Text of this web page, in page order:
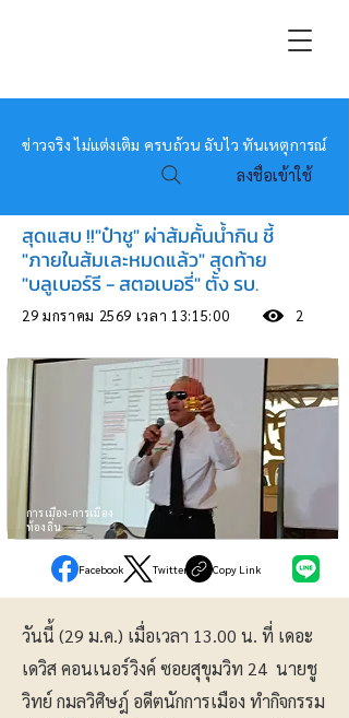
หมอข่าว
ข่าวจริง ไม่แต่งเติม ครบถ้วน ฉับไว ทันเหตุการณ์
ลงชื่อเข้าใช้
สุดแสบ !!"ป๋าชู" ผ่าส้มคั้นน้ำกิน ชี้
"ภายในส้มเละหมดแล้ว" สุดท้าย
"บลูเบอร์รี - สตอเบอรี่" ตั้ง รบ.
29 มกราคม 2569 เวลา 13:15:00 2
การเมือง-การเมือง
ท้องถิ่น
Facebook Twitter Copy Link
วันนี้ (29 ม.ค.) เมื่อเวลา 13.00 น. ที่ เดอะ
เดวิส คอนเนอร์วิงค์ ซอยสุขุมวิท 24 นายชู
วิทย์ กมลวิศิษฎ์ อดีตนักการเมือง ทำกิจกรรม